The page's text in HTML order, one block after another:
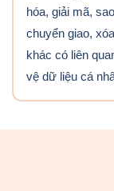
hóa, giải mã,
chuyển giao,
khác có liên
vệ dữ liệu cá